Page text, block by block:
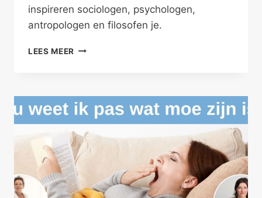
inspireren sociologen, psychologen,
antropologen en filosofen je.
LEES MEER HET
GOEDE
VRIENDSCHAP